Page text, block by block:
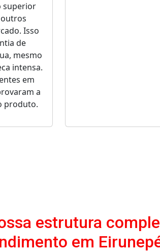
superior
Isso
de
mesmo
intensa.
em
a
produto.
estrutura
em